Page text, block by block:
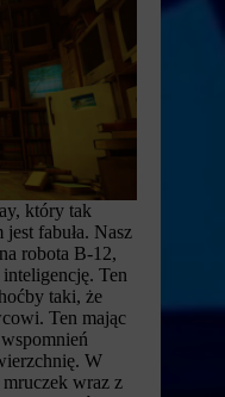
który tak
fabuła. Nasz
robota B-12,
Ten
taki, że
Ten mając
W
wraz z